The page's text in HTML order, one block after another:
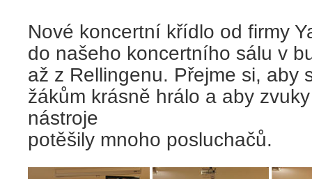
Nové koncertní křídlo od firmy
do našeho koncertního sálu v
až z Rellingenu. Přejme si, aby
žákům krásně hrálo a aby
nástroje
potěšily mnoho posluchačů.